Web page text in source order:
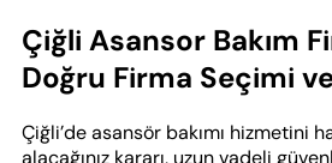
Çiğli Asansor Bakım
Doğru Firma Seçimi
Çiğli’de asansör bakımı hizmetini
alacağınız kararı, uzun vadeli